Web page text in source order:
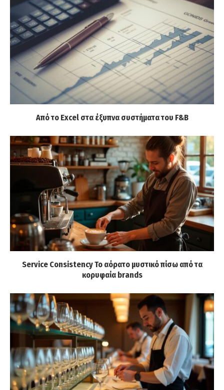
Από το Excel στα έξυπνα συστήματα του F&B
Service Consistency Το αόρατο μυστικό πίσω από τα
κορυφαία brands